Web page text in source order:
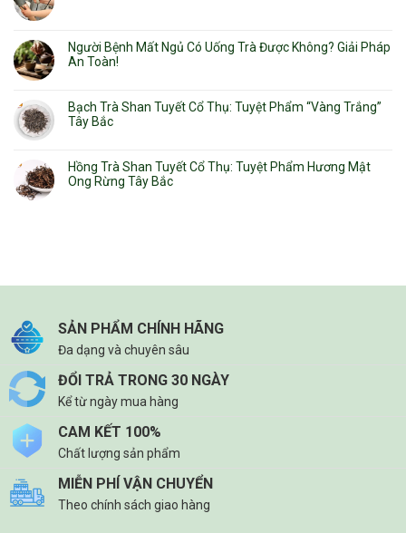
Người Bệnh Mất Ngủ Có Uống Trà Được Không? Giải Pháp
An Toàn!
Bạch Trà Shan Tuyết Cổ Thụ: Tuyệt Phẩm “Vàng Trắng”
Tây Bắc
Hồng Trà Shan Tuyết Cổ Thụ: Tuyệt Phẩm Hương Mật
Ong Rừng Tây Bắc
SẢN PHẨM CHÍNH HÃNG
Đa dạng và chuyên sâu
ĐỔI TRẢ TRONG 30 NGÀY
Kể từ ngày mua hàng
CAM KẾT 100%
Chất lượng sản phẩm
MIỄN PHÍ VẬN CHUYỂN
Theo chính sách giao hàng